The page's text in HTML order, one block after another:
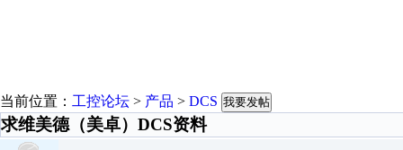
当前位置： 工控论坛 > 产品 > DCS 我要发帖
求维美德（美卓）DCS资料